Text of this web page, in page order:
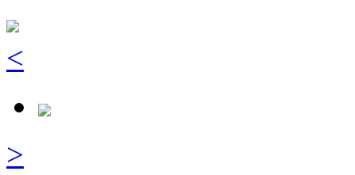
<
>